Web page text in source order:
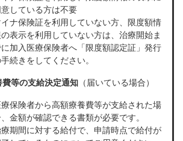
意している方は不要
イナ保険証を利用していない方、限度額情
表示を利用していない方は、治療開始ま
に加入医療保険者へ「限度額認定証」発行
続きをしてください。
費等の支給決定通知 （届いている場合）
療保険者から高額療養費等が支給された場
金額が確認できる書類が必要です。
期間に対する給付で、申請時点で給付が